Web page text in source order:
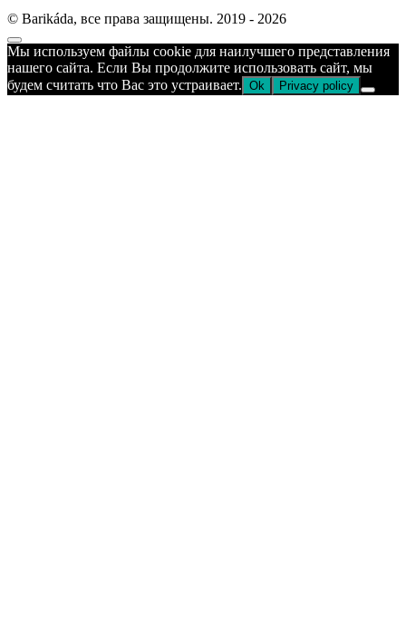
© Barikáda, все права защищены. 2019 - 2026
Прокрутка
к
верху
Мы используем файлы cookie для наилучшего представления
нашего сайта. Если Вы продолжите использовать сайт, мы
будем считать что Вас это устраивает. Ok Privacy policy